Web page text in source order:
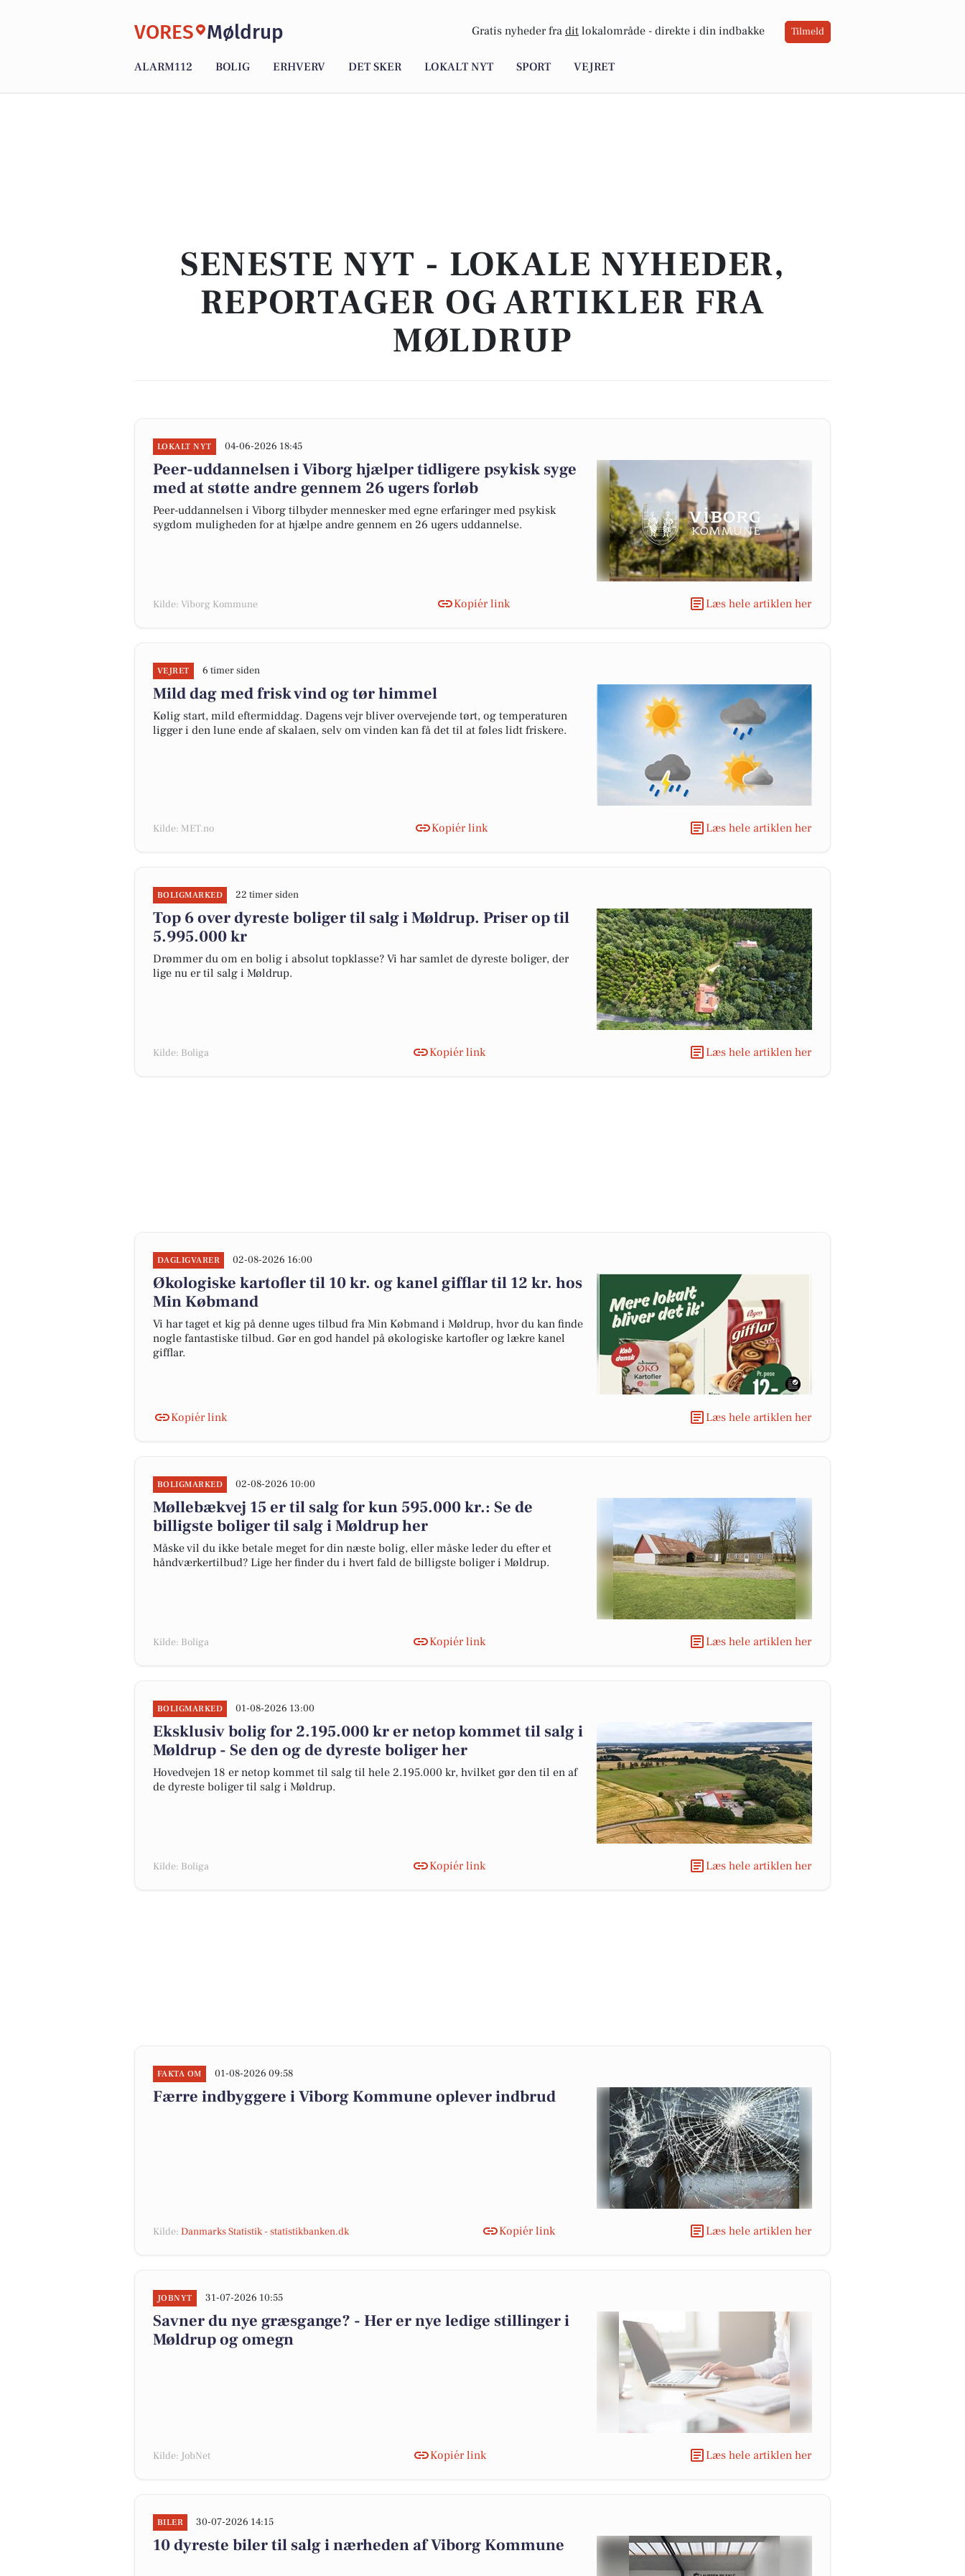
VORES Møldrup Gratis nyheder fra dit lokalområde - direkte i din indbakke Tilmeld
ALARM112 BOLIG ERHVERV DET SKER LOKALT NYT SPORT VEJRET
SENESTE NYT - LOKALE NYHEDER,
REPORTAGER OG ARTIKLER FRA
MØLDRUP
LOKALT NYT 04-06-2026 18:45
Peer-uddannelsen i Viborg hjælper tidligere psykisk syge
med at støtte andre gennem 26 ugers forløb
Peer-uddannelsen i Viborg tilbyder mennesker med egne erfaringer med psykisk
sygdom muligheden for at hjælpe andre gennem en 26 ugers uddannelse.
Kilde: Viborg Kommune Kopiér link Læs hele artiklen her
VEJRET 6 timer siden
Mild dag med frisk vind og tør himmel
Kølig start, mild eftermiddag. Dagens vejr bliver overvejende tørt, og temperaturen
ligger i den lune ende af skalaen, selv om vinden kan få det til at føles lidt friskere.
Kilde: MET.no Kopiér link Læs hele artiklen her
BOLIGMARKED 22 timer siden
Top 6 over dyreste boliger til salg i Møldrup. Priser op til
5.995.000 kr
Drømmer du om en bolig i absolut topklasse? Vi har samlet de dyreste boliger, der
lige nu er til salg i Møldrup.
Kilde: Boliga Kopiér link Læs hele artiklen her
DAGLIGVARER 02-08-2026 16:00
Økologiske kartofler til 10 kr. og kanel gifflar til 12 kr. hos
Min Købmand
Vi har taget et kig på denne uges tilbud fra Min Købmand i Møldrup, hvor du kan finde
nogle fantastiske tilbud. Gør en god handel på økologiske kartofler og lækre kanel
gifflar.
Kopiér link Læs hele artiklen her
BOLIGMARKED 02-08-2026 10:00
Møllebækvej 15 er til salg for kun 595.000 kr.: Se de
billigste boliger til salg i Møldrup her
Måske vil du ikke betale meget for din næste bolig, eller måske leder du efter et
håndværkertilbud? Lige her finder du i hvert fald de billigste boliger i Møldrup.
Kilde: Boliga Kopiér link Læs hele artiklen her
BOLIGMARKED 01-08-2026 13:00
Eksklusiv bolig for 2.195.000 kr er netop kommet til salg i
Møldrup - Se den og de dyreste boliger her
Hovedvejen 18 er netop kommet til salg til hele 2.195.000 kr, hvilket gør den til en af
de dyreste boliger til salg i Møldrup.
Kilde: Boliga Kopiér link Læs hele artiklen her
FAKTA OM 01-08-2026 09:58
Færre indbyggere i Viborg Kommune oplever indbrud
Kilde: Danmarks Statistik - statistikbanken.dk Kopiér link Læs hele artiklen her
JOBNYT 31-07-2026 10:55
Savner du nye græsgange? - Her er nye ledige stillinger i
Møldrup og omegn
Kilde: JobNet Kopiér link Læs hele artiklen her
BILER 30-07-2026 14:15
10 dyreste biler til salg i nærheden af Viborg Kommune